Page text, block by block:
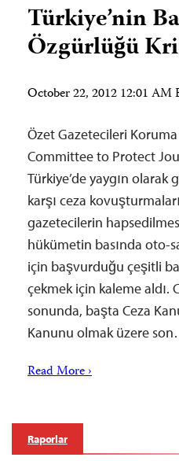
Türkiye’nin
Özgürlüğü
October 22, 2012 12:01 AM
Özet Gazetecileri
Committee to Protect
Türkiye’de yaygın
karşı ceza
gazetecilerin
hükümetin basında oto-
için başvurduğu çeşitli
çekmek için kaleme aldı.
sonunda, başta Ceza
Kanunu olmak üzere
Read More ›
Raporlar